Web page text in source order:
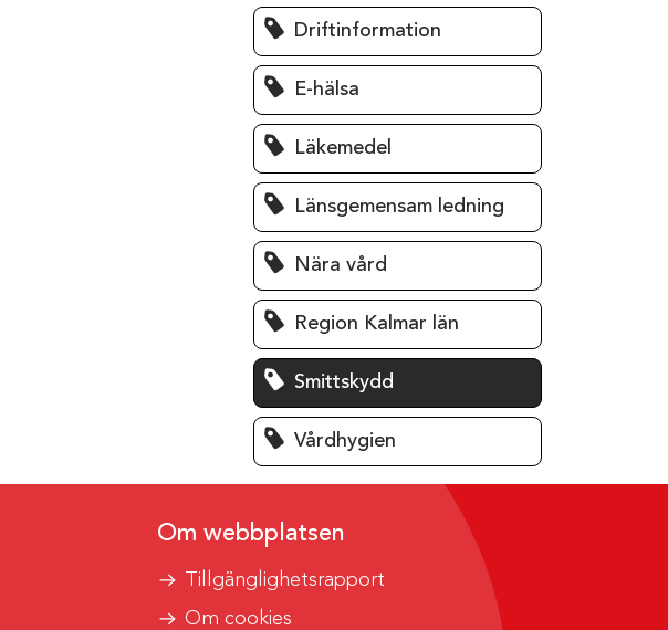
Driftinformation
E-hälsa
Läkemedel
Länsgemensam ledning
Nära vård
Region Kalmar län
Smittskydd
Vårdhygien
Om webbplatsen
Tillgänglighetsrapport
Om cookies